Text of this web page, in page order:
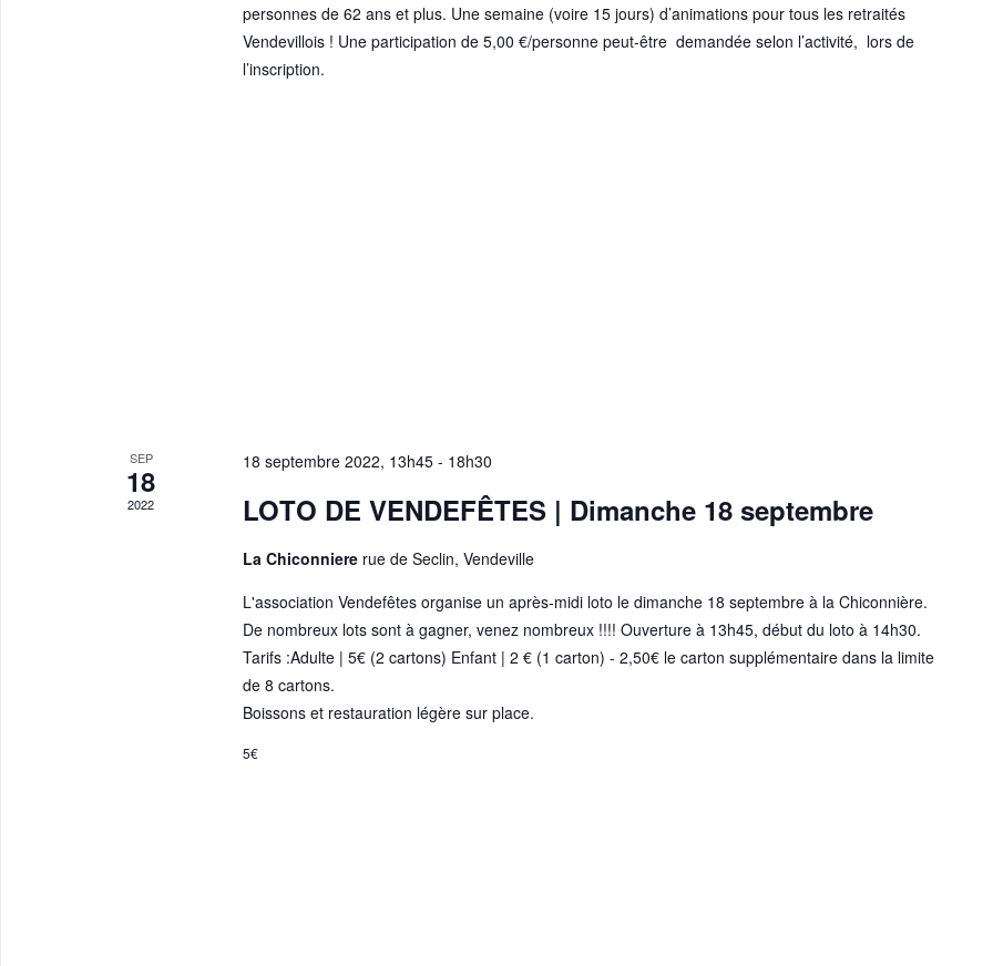
personnes de 62 ans et plus. Une semaine (voire 15 jours) d’animations pour tous les retraités
Vendevillois ! Une participation de 5,00 €/personne peut-être demandée selon l’activité, lors de
l’inscription.
SEP
18
2022
18 septembre 2022, 13h45- 18h30
LOTO DE VENDEFÊTES | Dimanche 18 septembre
La Chiconniere rue de Seclin, Vendeville
L'association Vendefêtes organise un après-midi loto le dimanche 18 septembre à la Chiconnière.
De nombreux lots sont à gagner, venez nombreux !!!! Ouverture à 13h45, début du loto à 14h30.
Tarifs :Adulte | 5€ (2 cartons) Enfant | 2 € (1 carton) - 2,50€ le carton supplémentaire dans la limite
de 8 cartons.
Boissons et restauration légère sur place.
5€